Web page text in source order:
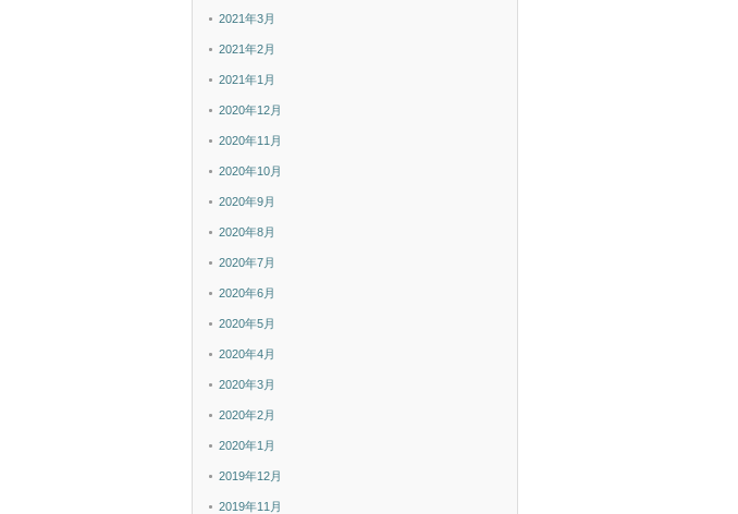
2021年3月
2021年2月
2021年1月
2020年12月
2020年11月
2020年10月
2020年9月
2020年8月
2020年7月
2020年6月
2020年5月
2020年4月
2020年3月
2020年2月
2020年1月
2019年12月
2019年11月